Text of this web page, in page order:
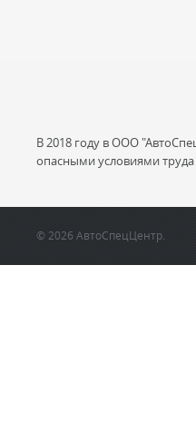
В 2018 году в ООО
опасными условиями
© 2026 АвтоСпецЦентр.